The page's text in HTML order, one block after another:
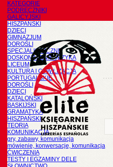
KATEGORIE
PODRĘCZNIKI
GALICYJSKI
HISZPAŃSKI
DZIECI
GIMNAZJUM
DOROŚLI
SPECJALISTYCZNE
DOSKONALENIE JĘZYKA
LICEUM
KULTURA I CYWILIZACJA
PORTUGALSKIE
DOROŚLI
DZIECI
KATALOŃSKI
BASKIJSKI
GRAMATYKA
HISZPAŃSKI
TEORIA
KOMUNIKACJA
gry, zabawy, komunikacja
mówienie, konwersacje, komunikacja
ĆWICZENIA
TESTY I EGZAMINY DELE